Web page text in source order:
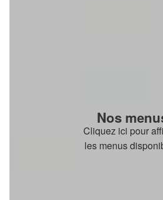
Nos
Cliquez ici pour
les menus